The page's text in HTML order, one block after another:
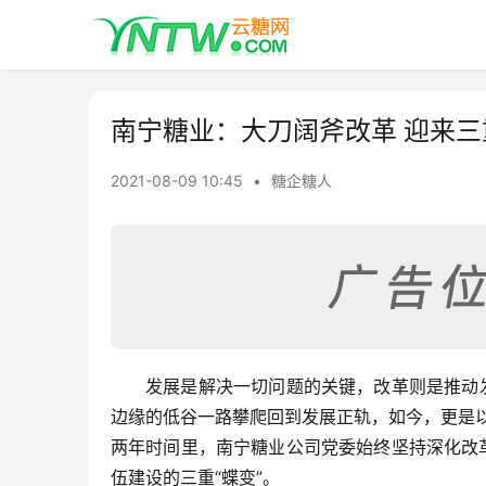
南宁糖业：大刀阔斧改革 迎来三
2021-08-09 10:45 • 糖企糖人
发展是解决一切问题的关键，改革则是推
边缘的低谷一路攀爬回到发展正轨，如今，更是
两年时间里，南宁糖业公司党委始终坚持深化
伍建设的三重“蝶变”。